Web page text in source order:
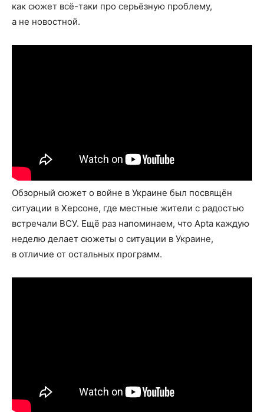
как сюжет всё-таки про серьёзную проблему,
а не новостной.
Обзорный сюжет о войне в Украине был посвящён
ситуации в Херсоне, где местные жители с радостью
встречали ВСУ. Ещё раз напоминаем, что Apta каждую
неделю делает сюжеты о ситуации в Украине,
в отличие от остальных программ.